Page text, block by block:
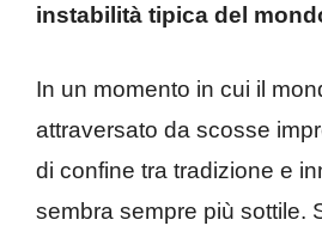
instabilità tipica del
In un momento in cui il
attraversato da scosse
di confine tra tradizione e
sembra sempre più sottile.